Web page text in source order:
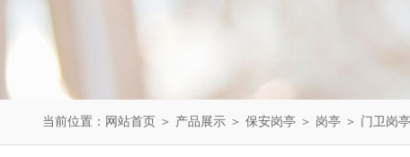
当前位置： 网站首页 ＞ 产品展示 ＞ 保安岗亭 ＞ 岗亭 ＞ 门卫岗